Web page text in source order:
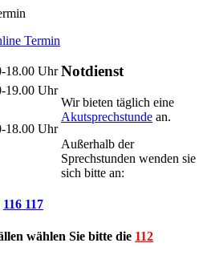
Termin
18.00 Uhr
19.00 Uhr
18.00 Uhr
Notdienst
Wir bieten täglich eine
Akutsprechstunde an.
Außerhalb der
Sprechstunden wenden sie
sich bitte an:
116 117
wählen Sie bitte die 112